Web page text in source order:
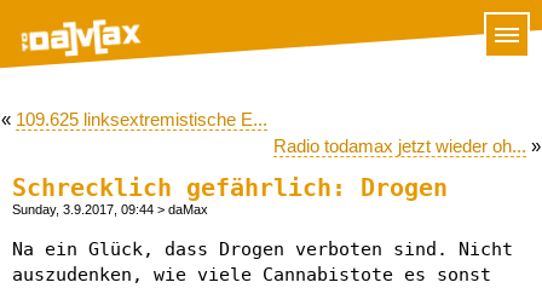
« 109.625 linksextremistische E...
Radio todamax jetzt wieder oh... »
Schrecklich gefährlich: Drogen
Sunday, 3.9.2017, 09:44 > daMax
Na ein Glück, dass Drogen verboten sind. Nicht
auszudenken, wie viele Cannabistote es sonst